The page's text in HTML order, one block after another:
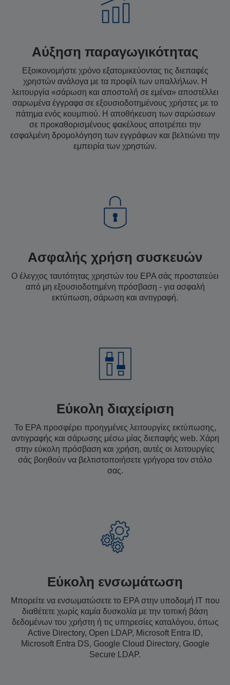
Αύξηση παραγωγικότητας
Εξοικονομήστε χρόνο εξατομικεύοντας τις διεπαφές
χρηστών ανάλογα με τα προφίλ των υπαλλήλων. Η
λειτουργία «σάρωση και αποστολή σε εμένα» αποστέλλει
σαρωμένα έγγραφα σε εξουσιοδοτημένους χρήστες με το
πάτημα ενός κουμπιού. Η αποθήκευση των σαρώσεων
σε προκαθορισμένους φακέλους αποτρέπει την
εσφαλμένη δρομολόγηση των εγγράφων και βελτιώνει την
εμπειρία των χρηστών.
Ασφαλής χρήση συσκευών
Ο έλεγχος ταυτότητας χρηστών του EPA σάς προστατεύει
από μη εξουσιοδοτημένη πρόσβαση - για ασφαλή
εκτύπωση, σάρωση και αντιγραφή.
Εύκολη διαχείριση
Το EPA προσφέρει προηγμένες λειτουργίες εκτύπωσης,
αντιγραφής και σάρωσης μέσω μίας διεπαφής web. Χάρη
στην εύκολη πρόσβαση και χρήση, αυτές οι λειτουργίες
σάς βοηθούν να βελτιστοποιήσετε γρήγορα τον στόλο
σας.
Εύκολη ενσωμάτωση
Μπορείτε να ενσωματώσετε το EPA στην υποδομή IT που
διαθέτετε χωρίς καμία δυσκολία με την τοπική βάση
δεδομένων του χρήστη ή τις υπηρεσίες καταλόγου, όπως
Active Directory, Open LDAP, Microsoft Entra ID,
Microsoft Entra DS, Google Cloud Directory, Google
Secure LDAP.